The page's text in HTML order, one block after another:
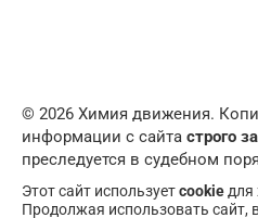
© 2026 Химия движения.
информации с сайта строго
преследуется в судебном
Этот сайт используетcookie для
Продолжая использовать сайт,